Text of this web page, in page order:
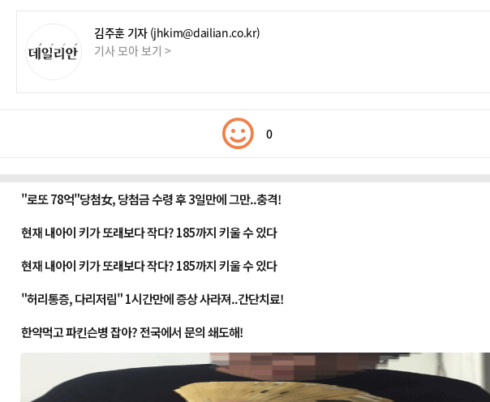
김주훈 기자 (jhkim@dailian.co.kr)
기사 모아 보기 >
0